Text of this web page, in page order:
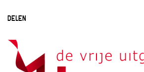
DELEN